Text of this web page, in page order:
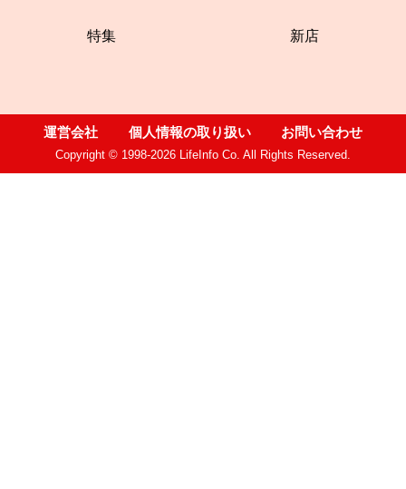
特集 新店
運営会社 個人情報の取り扱い お問い合わせ
Copyright © 1998-2026 LifeInfo Co. All Rights Reserved.